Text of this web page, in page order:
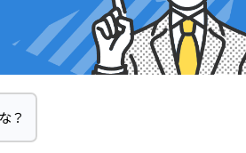
？